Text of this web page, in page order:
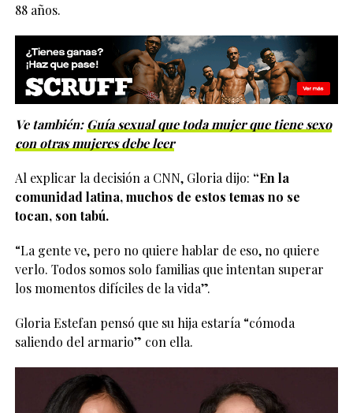
88 años.
Ve también:Guía sexual que toda mujer que tiene sexo
con otras mujeres debe leer
Al explicar la decisión a CNN, Gloria dijo: “En la
comunidad latina, muchos de estos temas no se
tocan, son tabú.
“La gente ve, pero no quiere hablar de eso, no quiere
verlo. Todos somos solo familias que intentan superar
los momentos difíciles de la vida”.
Gloria Estefan pensó que su hija estaría “cómoda
saliendo del armario” con ella.